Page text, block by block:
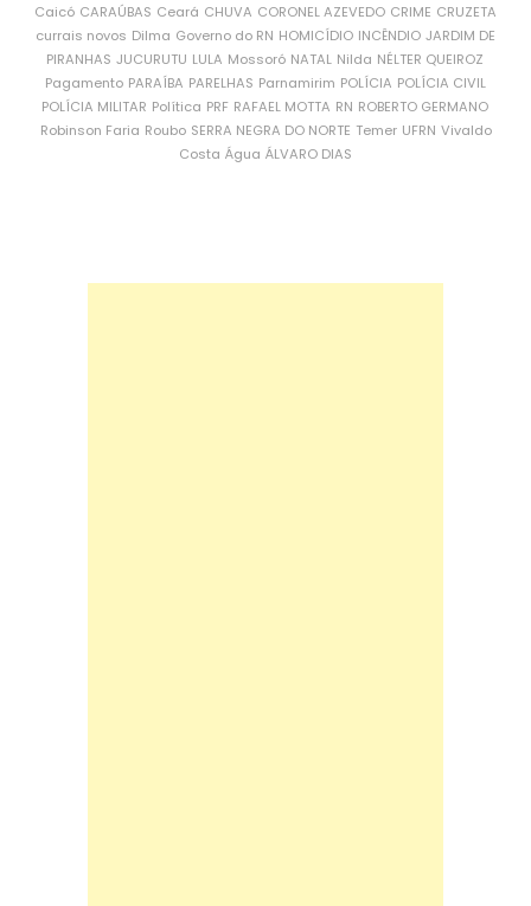
Caicó CARAÚBAS Ceará CHUVA CORONEL AZEVEDO CRIME CRUZETA
currais novos Dilma Governo do RN HOMICÍDIO INCÊNDIO JARDIM DE
PIRANHAS JUCURUTU LULA Mossoró NATAL Nilda NÉLTER QUEIROZ
Pagamento PARAÍBA PARELHAS Parnamirim POLÍCIA POLÍCIA CIVIL
POLÍCIA MILITAR Política PRF RAFAEL MOTTA RN ROBERTO GERMANO
Robinson Faria Roubo SERRA NEGRA DO NORTE Temer UFRN Vivaldo
Costa Água ÁLVARO DIAS